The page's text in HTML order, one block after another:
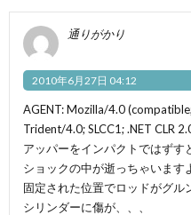
通りがかり
2010年6月27日 04:12
AGENT: Mozilla/4.0
Trident/4.0; SLCC1; .NET CLR
アッパーをインパクトではずす
ショックの中が逝っちゃいます
固定された位置でロッドがグル
シリンダーに傷が、、、